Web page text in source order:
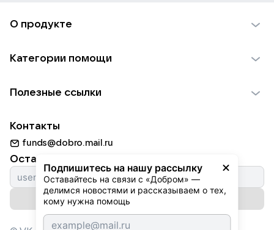
Подпишитесь на нашу рассылку
Оставайтесь на связи с «Добром» —
делимся новостями и рассказываем о тех,
кому нужна помощь
О продукте
Использование материалов
Для НКО
Партнерам
Категории помощи
Пожилым
Животным
Природе
Культуре
Фондам
Полезные ссылки
Добрый день
Истории
Автоплатежи
Контакты
funds@dobro.mail.ru
Оставайтесь с нами
Подписаться на рассылку